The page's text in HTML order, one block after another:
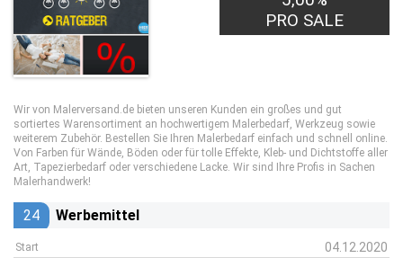
PRO SALE
Wir von Malerversand.de bieten unseren Kunden ein großes und gut
sortiertes Warensortiment an hochwertigem Malerbedarf, Werkzeug sowie
weiterem Zubehör. Bestellen Sie Ihren Malerbedarf einfach und schnell online.
Von Farben für Wände, Böden oder für tolle Effekte, Kleb- und Dichtstoffe aller
Art, Tapezierbedarf oder verschiedene Lacke. Wir sind Ihre Profis in Sachen
Malerhandwerk!
24 Werbemittel
Start 04.12.2020